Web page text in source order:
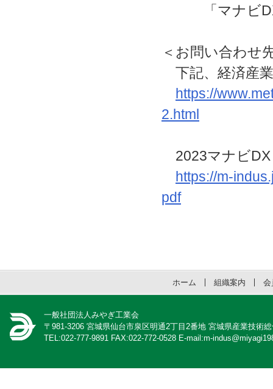
「マナビDX
＜お問い合わせ
下記、経済産
https://
2.html
2023マナビDX
https://m-
pdf
ホーム 組織案内 会
一般社団法人みやぎ工業会
〒981-3206 宮城県仙台市泉区明通2丁目2番地 宮城県産業技術
TEL:022-777-9891 FAX:022-772-0528 E-mail:m-